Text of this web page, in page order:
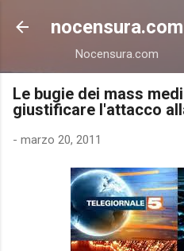
Passa ai
nocensura.com
Nocensura.com
Le bugie dei mass
giustificare l'attacco
- marzo 20, 2011